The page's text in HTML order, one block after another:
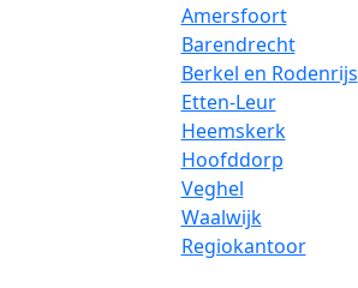
Amersfoort
Barendrecht
Berkel en Rodenrijs
Etten-Leur
Heemskerk
Hoofddorp
Veghel
Waalwijk
Regiokantoor